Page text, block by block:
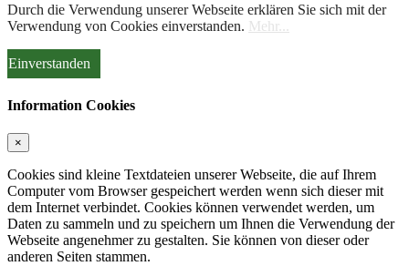
Durch die Verwendung unserer Webseite erklären Sie sich mit der
Verwendung von Cookies einverstanden. Mehr...
Einverstanden
Information Cookies
×
Cookies sind kleine Textdateien unserer Webseite, die auf Ihrem
Computer vom Browser gespeichert werden wenn sich dieser mit
dem Internet verbindet. Cookies können verwendet werden, um
Daten zu sammeln und zu speichern um Ihnen die Verwendung der
Webseite angenehmer zu gestalten. Sie können von dieser oder
anderen Seiten stammen.